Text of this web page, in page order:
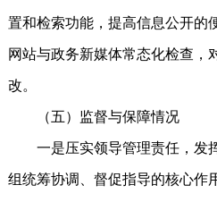
置和检索功能，提高信息公开的
网站与政务新媒体常态化检查，
改。
（五）监督与保障情况
一是压实领导管理责任，发
组统筹协调、督促指导的核心作